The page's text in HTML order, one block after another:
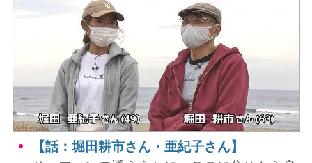
【話：堀田耕市さん・亜紀子さん】